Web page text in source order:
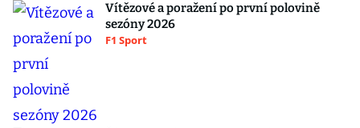
Vítězové a poražení po první polovině
sezóny 2026
F1 Sport